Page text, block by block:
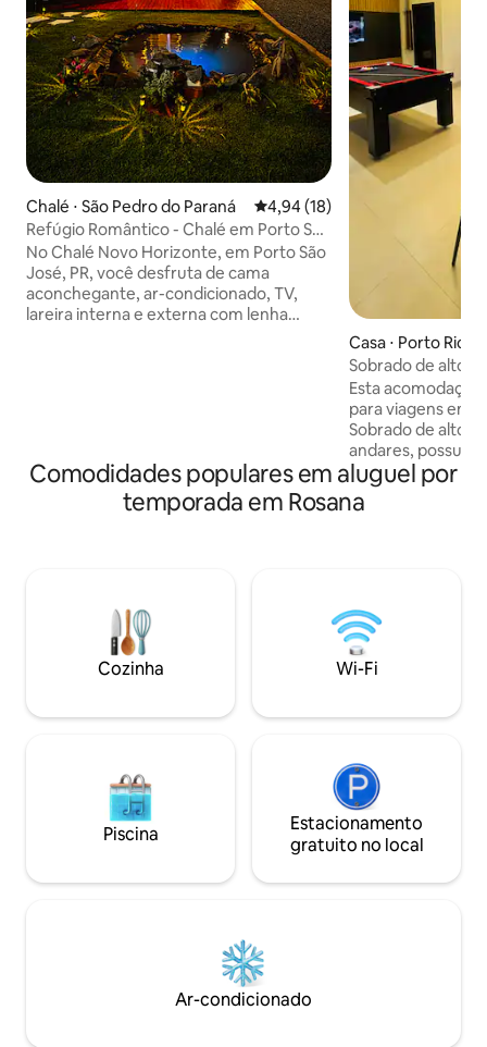
Chalé ⋅ São Pedro do Paraná 4,94 de uma avaliação média
4,94 (18)
Refúgio Romântico - Chalé em Porto São
José, PR
No Chalé Novo Horizonte, em Porto São
José, PR, você desfruta de cama
aconchegante, ar-condicionado, TV,
lareira interna e externa com lenha
externo possui um lago encantador para
relaxar. Recomendamos trazer
alimentos, bebidas e, em dias frios, um
edredom extra para maior conforto.
Casa ⋅ Porto Rico
Sobrado de alto
Esta
para viagens em
Sobrado de alto
andares,
linda vista para o
próximo de
duas áreas
todos
aquecida.
Garbelini, 95
Comodidades populares em aluguel por
temporada em Rosana
Cozinha Wi-Fi
Piscina
Estacionamento
gratuito no local
Ar-condicionado